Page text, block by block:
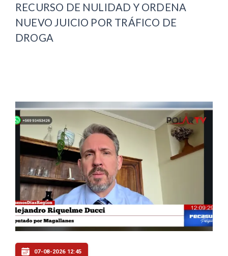
RECURSO DE NULIDAD Y ORDENA
NUEVO JUICIO POR TRÁFICO DE
DROGA
07-08-2026 12:45